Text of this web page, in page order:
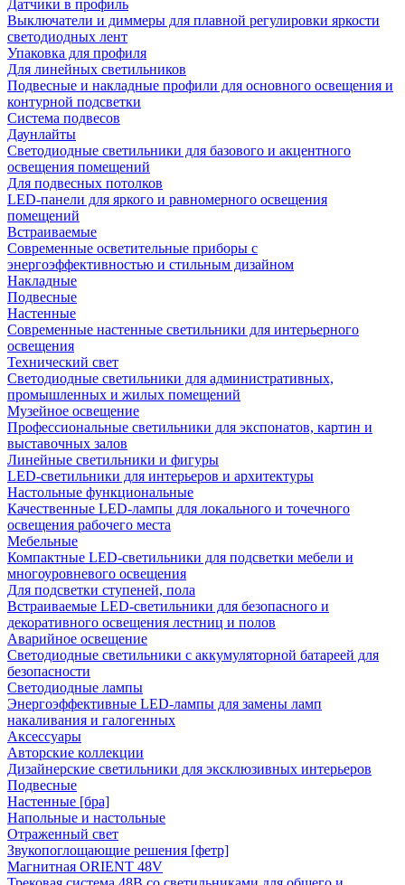
Датчики в профиль
Выключатели и диммеры для плавной регулировки яркости
светодиодных лент
Упаковка для профиля
Для линейных светильников
Подвесные и накладные профили для основного освещения и
контурной подсветки
Система подвесов
Даунлайты
Светодиодные светильники для базового и акцентного
освещения помещений
Для подвесных потолков
LED-панели для яркого и равномерного освещения
помещений
Встраиваемые
Современные осветительные приборы с
энергоэффективностью и стильным дизайном
Накладные
Подвесные
Настенные
Современные настенные светильники для интерьерного
освещения
Технический свет
Светодиодные светильники для административных,
промышленных и жилых помещений
Музейное освещение
Профессиональные светильники для экспонатов, картин и
выставочных залов
Линейные светильники и фигуры
LED-светильники для интерьеров и архитектуры
Настольные функциональные
Качественные LED-лампы для локального и точечного
освещения рабочего места
Мебельные
Компактные LED-светильники для подсветки мебели и
многоуровневого освещения
Для подсветки ступеней, пола
Встраиваемые LED-светильники для безопасного и
декоративного освещения лестниц и полов
Аварийное освещение
Светодиодные светильники с аккумуляторной батареей для
безопасности
Светодиодные лампы
Энергоэффективные LED-лампы для замены ламп
накаливания и галогенных
Аксессуары
Авторские коллекции
Дизайнерские светильники для эксклюзивных интерьеров
Подвесные
Настенные [бра]
Напольные и настольные
Отраженный свет
Звукопоглощающие решения [фетр]
Магнитная ORIENT 48V